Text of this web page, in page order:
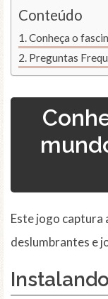
Conteúdo
Conheça o
Preguntas
Este jogo captura
deslumbrantes e